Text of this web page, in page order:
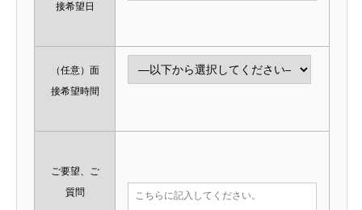
接希望日
（任意） 面
接希望時間
ご要望、ご
質問